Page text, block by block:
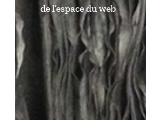
de l’espace du web